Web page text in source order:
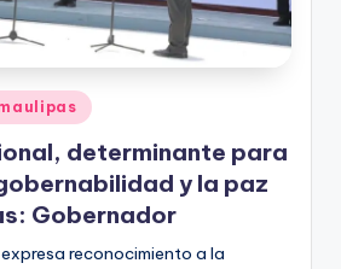
determinante para
y la paz
Gobernador
reconocimiento a la